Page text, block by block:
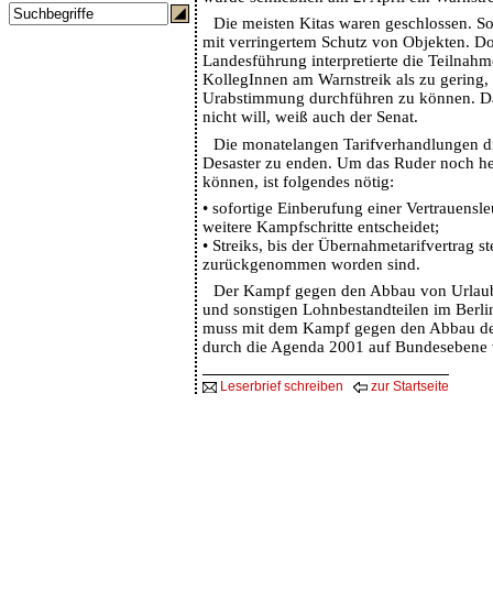
Die meisten Kitas waren geschlossen.
mit verringertem Schutz von Objekten.
Landesführung interpretierte die
KollegInnen am Warnstreik als zu gering,
Urabstimmung durchführen zu können.
nicht will, weiß auch der Senat.
Die monatelangen Tarifverhandlungen
Desaster zu enden. Um das Ruder noch
können, ist folgendes nötig:
• sofortige Einberufung einer
weitere Kampfschritte entscheidet;
• Streiks, bis der Übernahmetarifvertrag
zurückgenommen worden sind.
Der Kampf gegen den Abbau von
und sonstigen Lohnbestandteilen im
muss mit dem Kampf gegen den Abbau
durch die Agenda 2001 auf
Leserbrief schreiben zur Startseite